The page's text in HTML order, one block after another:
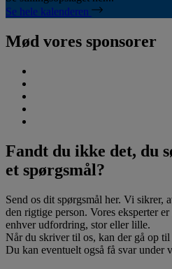
Se hele kalenderen
Mød vores sponsorer
Fandt du ikke det, du
et spørgsmål?
Send os dit spørgsmål her. Vi sikrer,
den rigtige person. Vores eksperter
enhver udfordring, stor eller lille.
Når du skriver til os, kan der gå op
Du kan eventuelt også få svar under